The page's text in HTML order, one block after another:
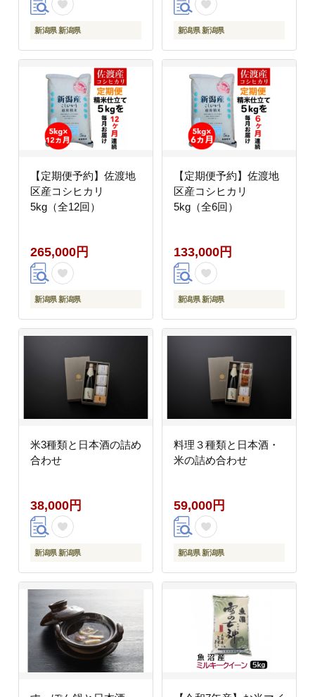
新潟県 新潟県 新潟県 新潟県
【定期便予約】佐渡地
区産コシヒカリ
5kg（全12回）
265,000円
新潟県 新潟県
【定期便予約】佐渡地
区産コシヒカリ
5kg（全6回）
133,000円
新潟県 新潟県
米3種類と日本酒の詰め
合わせ
38,000円
新潟県 新潟県
料理３種類と日本酒・
米の詰め合わせ
59,000円
新潟県 新潟県